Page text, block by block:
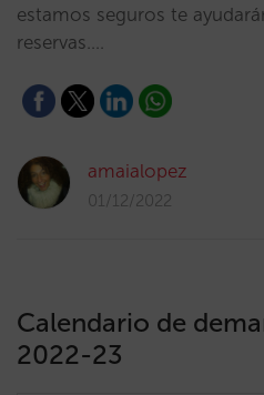
estamos seguros te
reservas.…
amaialopez
01/12/2022
Calendario de
2022-23